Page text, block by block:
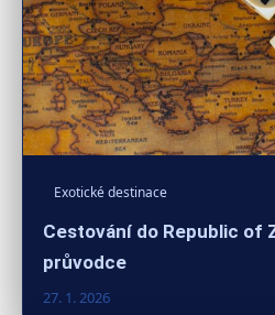
Exotické destinace
Cestování do Republic of
průvodce
27. 1. 2026